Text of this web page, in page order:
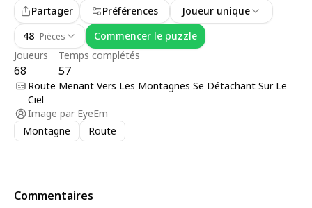
Joueurs
68
Temps complétés
57
Partager Préférences
Joueur unique
48 Pièces Commencer le puzzle
Route Menant Vers Les Montagnes Se Détachant Sur Le
Ciel
Image par EyeEm
Montagne
Route
Commentaires